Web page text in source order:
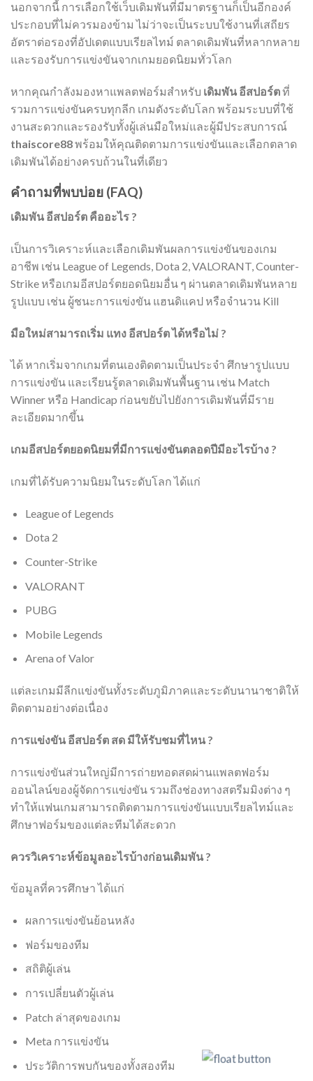
นอกจากนี้ การเลือกใช้เว็บเดิมพันที่มีมาตรฐานก็เป็นอีกองค์
ประกอบที่ไม่ควรมองข้าม ไม่ว่าจะเป็นระบบใช้งานที่เสถียร
อัตราต่อรองที่อัปเดตแบบเรียลไทม์ ตลาดเดิมพันที่หลากหลาย
และรองรับการแข่งขันจากเกมยอดนิยมทั่วโลก
หากคุณกำลังมองหาแพลตฟอร์มสำหรับ เดิมพัน อีสปอร์ตที่
รวมการแข่งขันครบทุกลีก เกมดังระดับโลก พร้อมระบบที่ใช้
งานสะดวกและรองรับทั้งผู้เล่นมือใหม่และผู้มีประสบการณ์
thaiscore88พร้อมให้คุณติดตามการแข่งขันและเลือกตลาด
เดิมพันได้อย่างครบถ้วนในที่เดียว
คำถามที่พบบ่อย (FAQ)
เดิมพัน อีสปอร์ต คืออะไร ?
เป็นการวิเคราะห์และเลือกเดิมพันผลการแข่งขันของเกม
อาชีพ เช่น League of Legends, Dota 2, VALORANT, Counter-
Strike หรือเกมอีสปอร์ตยอดนิยมอื่น ๆ ผ่านตลาดเดิมพันหลาย
รูปแบบ เช่น ผู้ชนะการแข่งขัน แฮนดิแคป หรือจำนวน Kill
มือใหม่สามารถเริ่ม แทง อีสปอร์ต ได้หรือไม่ ?
ได้ หากเริ่มจากเกมที่ตนเองติดตามเป็นประจำ ศึกษารูปแบบ
การแข่งขัน และเรียนรู้ตลาดเดิมพันพื้นฐาน เช่น Match
Winner หรือ Handicap ก่อนขยับไปยังการเดิมพันที่มีราย
ละเอียดมากขึ้น
เกมอีสปอร์ตยอดนิยมที่มีการแข่งขันตลอดปีมีอะไรบ้าง ?
เกมที่ได้รับความนิยมในระดับโลก ได้แก่
League of Legends
Dota 2
Counter-Strike
VALORANT
PUBG
Mobile Legends
Arena of Valor
แต่ละเกมมีลีกแข่งขันทั้งระดับภูมิภาคและระดับนานาชาติให้
ติดตามอย่างต่อเนื่อง
การแข่งขัน อีสปอร์ต สด มีให้รับชมที่ไหน ?
การแข่งขันส่วนใหญ่มีการถ่ายทอดสดผ่านแพลตฟอร์ม
ออนไลน์ของผู้จัดการแข่งขัน รวมถึงช่องทางสตรีมมิงต่าง ๆ
ทำให้แฟนเกมสามารถติดตามการแข่งขันแบบเรียลไทม์และ
ศึกษาฟอร์มของแต่ละทีมได้สะดวก
ควรวิเคราะห์ข้อมูลอะไรบ้างก่อนเดิมพัน ?
ข้อมูลที่ควรศึกษา ได้แก่
ผลการแข่งขันย้อนหลัง
ฟอร์มของทีม
สถิติผู้เล่น
การเปลี่ยนตัวผู้เล่น
Patch ล่าสุดของเกม
Meta การแข่งขัน
ประวัติการพบกันของทั้งสองทีม